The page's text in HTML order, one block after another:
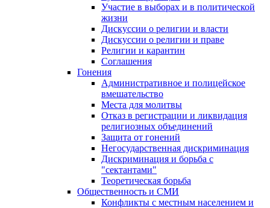
Участие в выборах и в политической
жизни
Дискуссии о религии и власти
Дискуссии о религии и праве
Религии и карантин
Соглашения
Гонения
Административное и полицейское
вмешательство
Места для молитвы
Отказ в регистрации и ликвидация
религиозных объединений
Защита от гонений
Негосударственная дискриминация
Дискриминация и борьба с
"сектантами"
Теоретическая борьба
Общественность и СМИ
Конфликты с местным населением и